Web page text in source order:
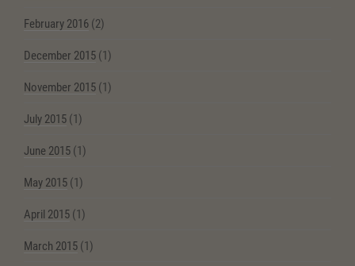
February 2016 (2)
December 2015 (1)
November 2015 (1)
July 2015 (1)
June 2015 (1)
May 2015 (1)
April 2015 (1)
March 2015 (1)